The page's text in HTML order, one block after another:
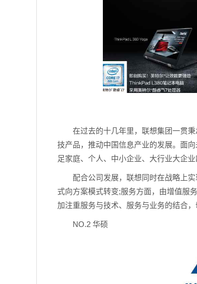
在过去的十几年里，联想集团一贯
技产品，推动中国信息产业的发展。面
足家庭、个人、中小企业、大行业大企
配合公司发展，联想同时在战略上
式向方案模式转变;服务方面，由增值服
加注重服务与技术、服务与业务的结合，
NO.2 华硕